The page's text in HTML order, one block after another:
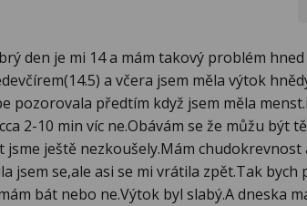
den je mi 14 a mám takový problém
a včera jsem měla výtok
pozorovala předtím když jsem měla
2-10 min víc ne.Obávám se že můžu být
jsme ještě nezkoušely.Mám
jsem se,ale asi se mi vrátila zpět.Tak
bát nebo ne.Výtok byl slabý.A dneska